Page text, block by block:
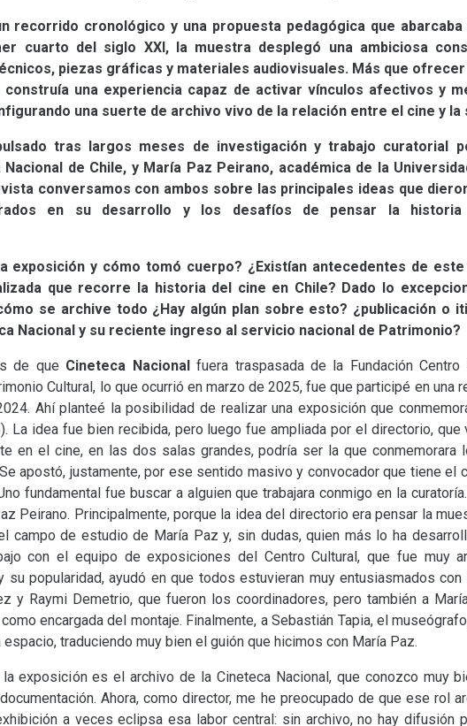
recorrido cronológico y una propuesta pedagógica que
cuarto del siglo XXI, la muestra desplegó una ambiciosa
piezas gráficas y materiales audiovisuales. Más que
una experiencia capaz de activar vínculos afectivos y
una suerte de archivo vivo de la relación entre el cine y la
tras largos meses de investigación y trabajo curatorial
de Chile, y María Paz Peirano, académica de la
conversamos con ambos sobre las principales ideas que
en su desarrollo y los desafíos de pensar la
exposición y cómo tomó cuerpo? ¿Existían antecedentes de
que recorre la historia del cine en Chile? Dado lo
se archive todo ¿Hay algún plan sobre esto? ¿publicación o
Nacional y su reciente ingreso al servicio nacional de Patrimonio?
de que Cineteca Nacionalfuera traspasada de la Fundación Centro
Cultural, lo que ocurrió en marzo de 2025, fue que participé en una
Ahí planteé la posibilidad de realizar una exposición que
La idea fue bien recibida, pero luego fue ampliada por el directorio, que
en el cine, en las dos salas grandes, podría ser la que conmemorara
apostó, justamente, por ese sentido masivo y convocador que tiene el
fundamental fue buscar a alguien que trabajara conmigo en la
Peirano. Principalmente, porque la idea del directorio era pensar la
campo de estudio de María Paz y, sin dudas, quien más lo ha
con el equipo de exposiciones del Centro Cultural, que fue muy
su popularidad, ayudó en que todos estuvieran muy entusiasmados
y Raymi Demetrio, que fueron los coordinadores, pero también a
encargada del montaje. Finalmente, a Sebastián Tapia, el
traduciendo muy bien el guión que hicimos con María Paz.
exposición es el archivo de la Cineteca Nacional, que conozco muy
Ahora, como director, me he preocupado de que ese rol
a veces eclipsa esa labor central: sin archivo, no hay difusión